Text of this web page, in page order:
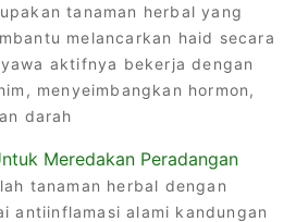
tanaman herbal yang
melancarkan haid secara
aktifnya bekerja dengan
menyeimbangkan hormon,
darah
Meredakan Peradangan
tanaman herbal dengan
antiinflamasi alami kandungan